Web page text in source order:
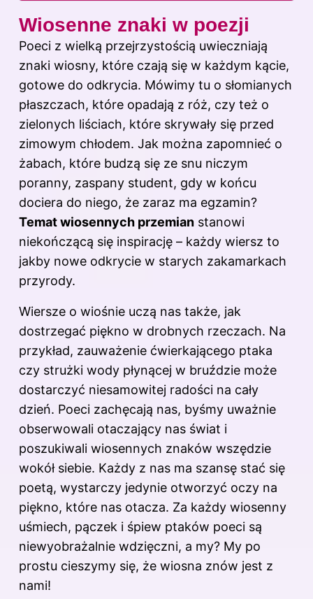
Wiosenne znaki w poezji
Poeci z wielką przejrzystością uwieczniają
znaki wiosny, które czają się w każdym kącie,
gotowe do odkrycia. Mówimy tu o słomianych
płaszczach, które opadają z róż, czy też o
zielonych liściach, które skrywały się przed
zimowym chłodem. Jak można zapomnieć o
żabach, które budzą się ze snu niczym
poranny, zaspany student, gdy w końcu
dociera do niego, że zaraz ma egzamin?
Temat wiosennych przemian stanowi
niekończącą się inspirację – każdy wiersz to
jakby nowe odkrycie w starych zakamarkach
przyrody.
Wiersze o wiośnie uczą nas także, jak
dostrzegać piękno w drobnych rzeczach. Na
przykład, zauważenie ćwierkającego ptaka
czy strużki wody płynącej w bruździe może
dostarczyć niesamowitej radości na cały
dzień. Poeci zachęcają nas, byśmy uważnie
obserwowali otaczający nas świat i
poszukiwali wiosennych znaków wszędzie
wokół siebie. Każdy z nas ma szansę stać się
poetą, wystarczy jedynie otworzyć oczy na
piękno, które nas otacza. Za każdy wiosenny
uśmiech, pączek i śpiew ptaków poeci są
niewyobrażalnie wdzięczni, a my? My po
prostu cieszymy się, że wiosna znów jest z
nami!